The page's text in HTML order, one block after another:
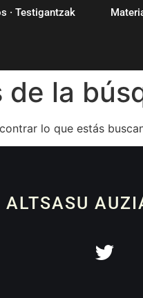
· Testigantzak
de la
lo que estás
ALTSASU